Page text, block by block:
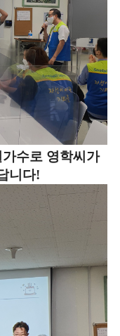
수로 영학씨가
니다!